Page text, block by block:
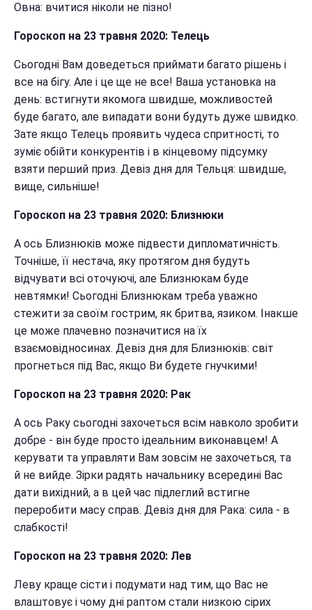
Овна: вчитися ніколи не пізно!
Гороскоп на 23 травня 2020: Телець
Сьогодні Вам доведеться приймати багато рішень і
все на бігу. Але і це ще не все! Ваша установка на
день: встигнути якомога швидше, можливостей
буде багато, але випадати вони будуть дуже швидко.
Зате якщо Телець проявить чудеса спритності, то
зуміє обійти конкурентів і в кінцевому підсумку
взяти перший приз. Девіз дня для Тельця: швидше,
вище, сильніше!
Гороскоп на 23 травня 2020: Близнюки
А ось Близнюків може підвести дипломатичність.
Точніше, її нестача, яку протягом дня будуть
відчувати всі оточуючі, але Близнюкам буде
невтямки! Сьогодні Близнюкам треба уважно
стежити за своїм гострим, як бритва, язиком. Інакше
це може плачевно позначитися на їх
взаємовідносинах. Девіз дня для Близнюків: світ
прогнеться під Вас, якщо Ви будете гнучкими!
Гороскоп на 23 травня 2020: Рак
А ось Раку сьогодні захочеться всім навколо зробити
добре - він буде просто ідеальним виконавцем! А
керувати та управляти Вам зовсім не захочеться, та
й не вийде. Зірки радять начальнику всередині Вас
дати вихідний, а в цей час підлеглий встигне
переробити масу справ. Девіз дня для Рака: сила - в
слабкості!
Гороскоп на 23 травня 2020: Лев
Леву краще сісти і подумати над тим, що Вас не
влаштовує і чому дні раптом стали низкою сірих